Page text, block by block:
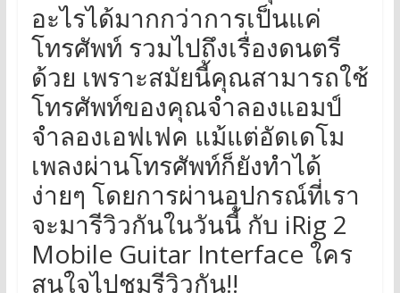
อะไรได้มากกว่าการเป็นแค่
โทรศัพท์ รวมไปถึงเรื่องดนตรี
ด้วย เพราะสมัยนี้คุณสามารถใช้
โทรศัพท์ของคุณจำลองแอมป์
จำลองเอฟเฟค แม้แต่อัดเดโม
เพลงผ่านโทรศัพท์ก็ยังทำได้
ง่ายๆ โดยการผ่านอุปกรณ์ที่เรา
จะมารีวิวกันในวันนี้ กับ iRig 2
Mobile Guitar Interface ใคร
สนใจไปชมรีวิวกัน!!